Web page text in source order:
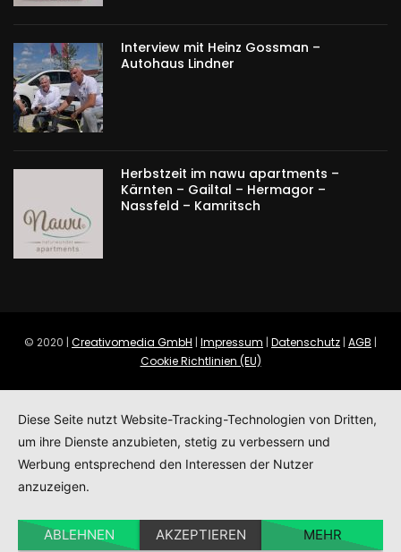
Interview mit Heinz Gossman –
Autohaus Lindner
Herbstzeit im nawu apartments –
Kärnten – Gailtal – Hermagor –
Nassfeld – Kamritsch
© 2020 | Creativomedia GmbH | Impressum | Datenschutz | AGB |
Cookie Richtlinien (EU)
Diese Seite nutzt Website-Tracking-Technologien von Dritten,
um ihre Dienste anzubieten, stetig zu verbessern und
Werbung entsprechend den Interessen der Nutzer
anzuzeigen.
ABLEHNEN AKZEPTIEREN MEHR